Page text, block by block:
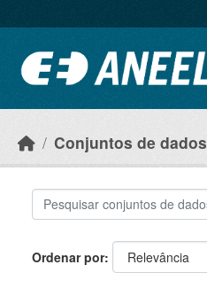
Conjuntos de dados
Ordenar por